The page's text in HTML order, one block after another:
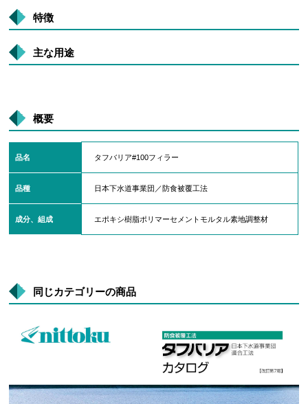
特徴
主な用途
概要
品名 タフバリア#100フィラー
品種 日本下水道事業団／防食被覆工法
成分、組成 エポキシ樹脂ポリマーセメントモルタル素地調整材
同じカテゴリーの商品